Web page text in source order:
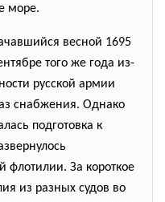
море.
весной 1695
того же года из-
русской армии
снабжения. Однако
подготовка к
флотилии. За короткое
из разных судов во